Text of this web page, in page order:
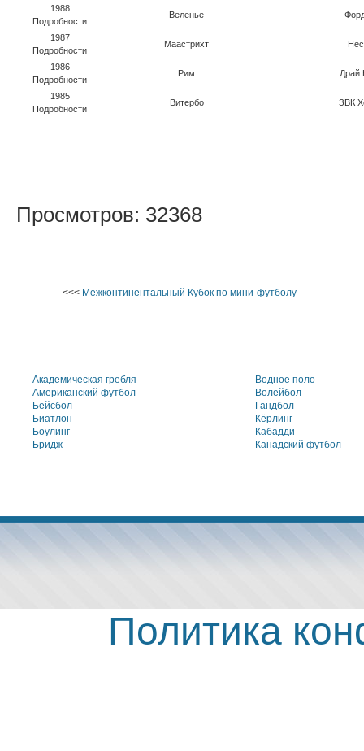
1988
Подробности
Веленье
1987
Подробности
Маастрихт
1986
Подробности
Рим Драй
1985
Подробности
Витербо ЗВК
Просмотров: 32368
<<< Межконтинентальный Кубок по мини-футболу
Академическая гребля
Американский футбол
Бейсбол
Биатлон
Боулинг
Бридж
Водное поло
Волейбол
Гандбол
Кёрлинг
Кабадди
Канадский футбол
Политика